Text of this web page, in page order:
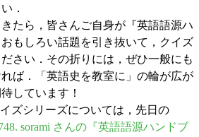
．
たら，皆さんご自身が『英語語源ハ
もしろい話題を引き抜いて，クイズ
さい．その折りには，ぜひ一般にも
ば．「英語史を教室に」の輪が広が
しています！
ズシリーズについては，先日の
sorami さんの『英語語源ハンドブ